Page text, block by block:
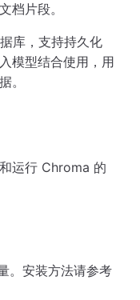
档片段。
库，支持持久化
模型结合使用，用
。
运行 Chroma 的
。安装方法请参考